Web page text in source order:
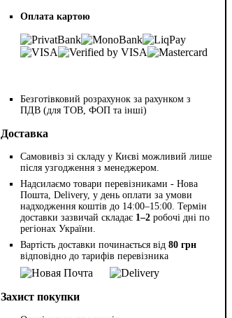
Оплата картою
Безготівковий розрахунок за рахунком з
ПДВ (для ТОВ, ФОП та інші)
Доставка
Самовивіз зі складу у Києві можливий лише
після узгодження з менеджером.
Надсилаємо товари перевізниками - Нова
Пошта, Delivery, у день оплати за умови
надходження коштів до 14:00–15:00. Термін
доставки зазвичай складає 1–2 робочі дні по
регіонах України.
Вартість доставки починається від80 грн
відповідно до тарифів перевізника
Захист покупки